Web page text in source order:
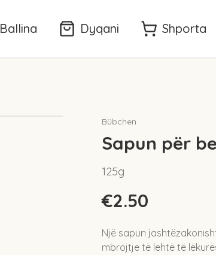
Ballina Dyqani Shporta
Bübchen
Sapun për
125g
€2.50
Një sapun
mbrojtje të lehtë të